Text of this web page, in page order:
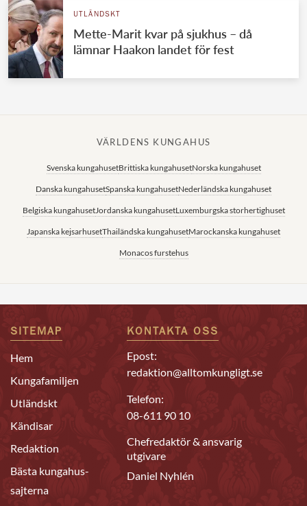
UTLÄNDSKT
Mette-Marit kvar på sjukhus – då
lämnar Haakon landet för fest
VÄRLDENS KUNGAHUS
Svenska kungahusetBrittiska kungahusetNorska kungahuset
Danska kungahusetSpanska kungahusetNederländska kungahuset
Belgiska kungahusetJordanska kungahusetLuxemburgska storhertighuset
Japanska kejsarhusetThailändska kungahusetMarockanska kungahuset
Monacos furstehus
SITEMAP
Hem
Kungafamiljen
Utländskt
Kändisar
Redaktion
Bästa kungahus-
sajterna
KONTAKTA OSS
Epost:
redaktion@alltomkungligt.se
Telefon:
08-611 90 10
Chefredaktör & ansvarig
utgivare
Daniel Nyhlén